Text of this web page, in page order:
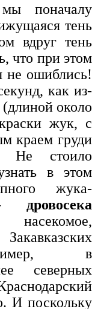
поначалу
тень
вдруг тень
что при этом
не ошиблись!
как из-
около
жук, с
краем груди
Не стоило
в этом
жука-
- дровосека
в
северных
И поскольку